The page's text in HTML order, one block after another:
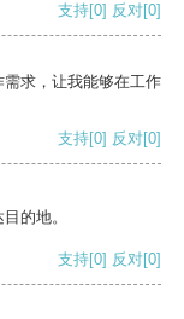
支持[0] 反对[0]
求，让我能够在工作
支持[0] 反对[0]
的地。
支持[0] 反对[0]